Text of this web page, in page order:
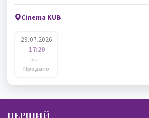
Cinema KUB
29.07.2026
17:20
Зал 1
Продано
ПЕРШИЙ